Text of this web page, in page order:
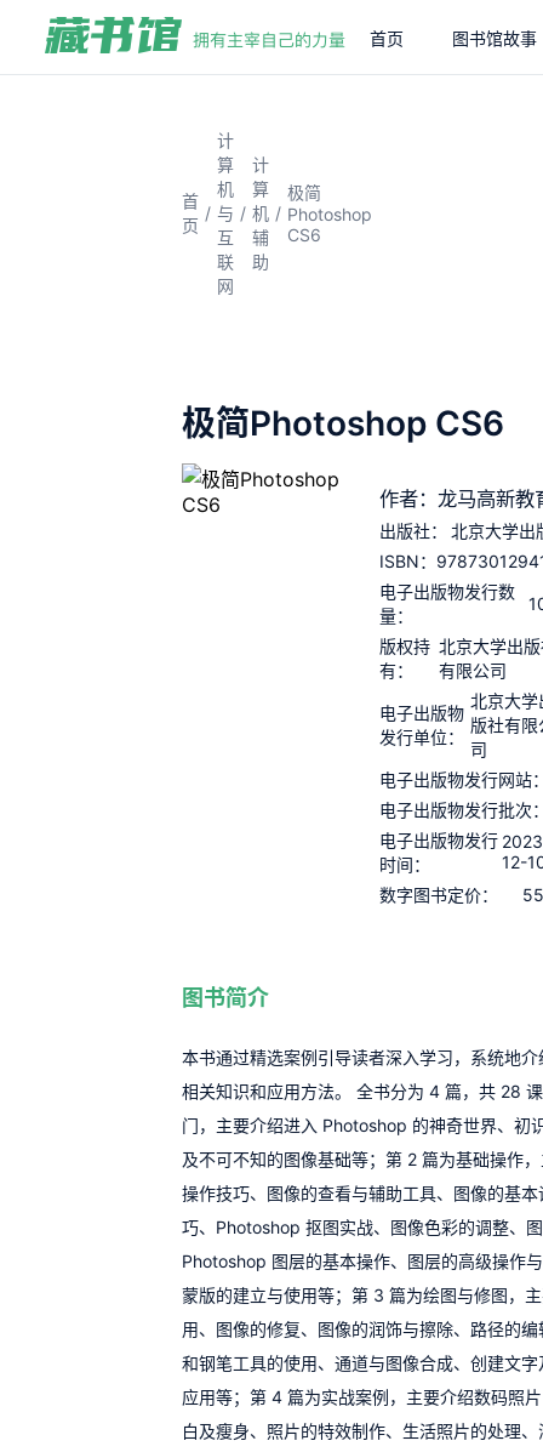
首页 图书馆故事
首
页
/
计
算
机
与
互
联
网
/
计
算
机
辅
助
/
极简
Photoshop
CS6
极简Photoshop CS6
作者：龙马高新教
出版社：
北京大学出
ISBN：
电子出版物发行数
量：
版权持
有：
北京大学出
有限公司
电子出版物
发行单位：
北京大学
版社有限
司
电子出版物发行网站
电子出版物发行批次
电子出版物发行
时间：
12-
数字图书定价：
图书简介
本书通过精选案例引导读者深入学习，系统地
相关知识和应用方法。 全书分为 4 篇，共 28
门，主要介绍进入 Photoshop 的神奇世界、初
及不可不知的图像基础等；第 2 篇为基础操作
操作技巧、图像的查看与辅助工具、图像的基
巧、Photoshop 抠图实战、图像色彩的调整、
Photoshop 图层的基本操作、图层的高级操作
蒙版的建立与使用等；第 3 篇为绘图与修图，
用、图像的修复、图像的润饰与擦除、路径的
和钢笔工具的使用、通道与图像合成、创建文
应用等；第 4 篇为实战案例，主要介绍数码照
白及瘦身、照片的特效制作、生活照片的处理